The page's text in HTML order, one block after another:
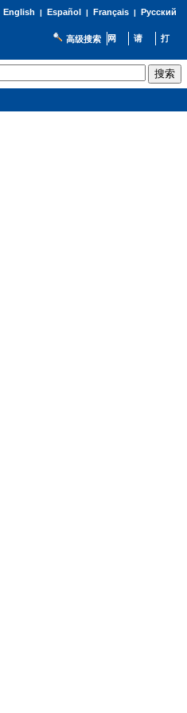
English | Español | Français| Русский
高级搜索